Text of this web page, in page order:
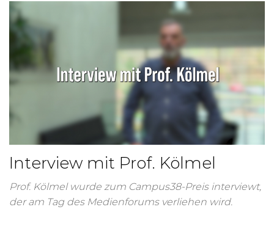
Interview mit Prof. Kölmel
Prof. Kölmel wurde zum Campus38-Preis interviewt,
der am Tag des Medienforums verliehen wird.